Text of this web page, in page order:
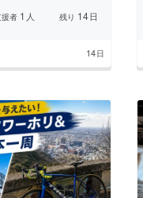
者 1 人 残り 14日
14日